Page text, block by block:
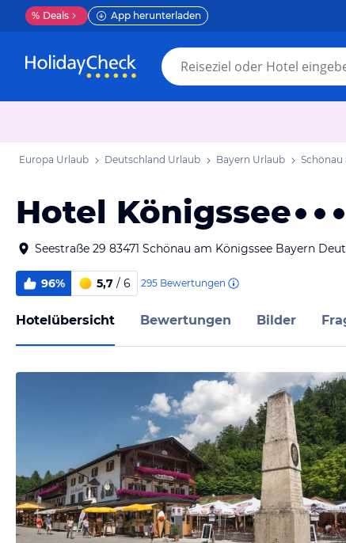
% Deals App herunterladen
Europa Urlaub Deutschland Urlaub Bayern Urlaub Schönau
Hotel Königssee
Seestraße 29 83471 Schönau am Königssee Bayern
96% 5,7 / 6 295 Bewertungen
Hotelübersicht Bewertungen Bilder